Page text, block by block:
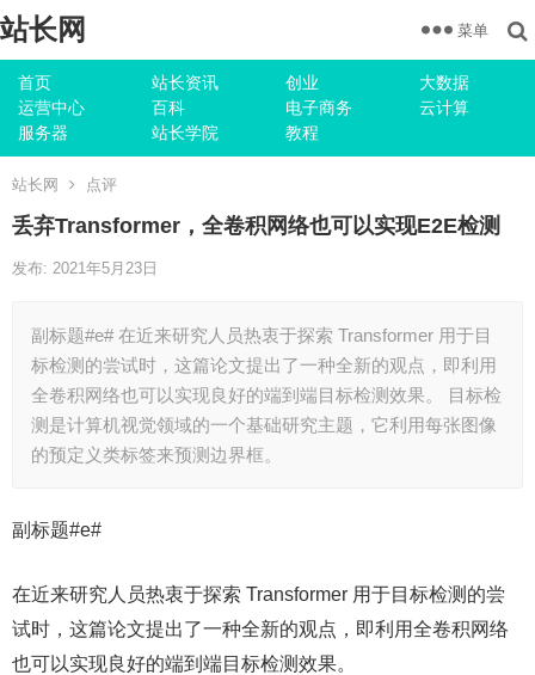
站长网
首页 站长资讯 创业
大数据
运营中心
百科 电子商务
云计算
服务器
站长学院 教程
菜单
站长网 点评
丢弃Transformer，全卷积网络也可以实现E2E检测
发布: 2021年5月23日
副标题#e# 在近来研究人员热衷于探索 Transformer 用于目
标检测的尝试时，这篇论文提出了一种全新的观点，即利用
全卷积网络也可以实现良好的端到端目标检测效果。 目标检
测是计算机视觉领域的一个基础研究主题，它利用每张图像
的预定义类标签来预测边界框。
副标题#e#
在近来研究人员热衷于探索 Transformer 用于目标检测的尝
试时，这篇论文提出了一种全新的观点，即利用全卷积网络
也可以实现良好的端到端目标检测效果。